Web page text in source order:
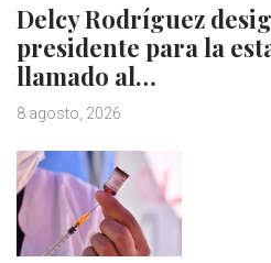
Delcy Rodríguez
presidente para la
llamado al…
8 agosto, 2026